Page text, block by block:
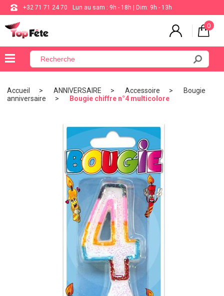
+32 71 71 24 70 Lun au sam : 9h - 18h | Dim: 9h - 13h
0
×
BALLON
Accueil ANNIVERSAIRE Accessoire
Bougie
anniversaire
Bougie chiffre n°4 multicolore